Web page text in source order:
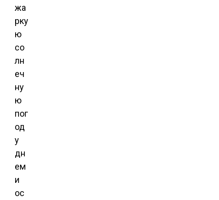
жа
рку
ю
со
лн
еч
ну
ю
пог
од
у
дн
ем
и
ос